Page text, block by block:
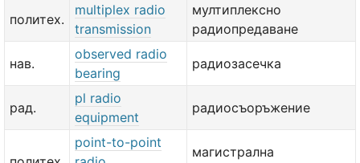
политех.
multiplex radio
transmission
мултиплексно
радиопредаване
нав.
observed radio
bearing
радиозасечка
рад.
pl radio
equipment
радиосъоръжение
point-to-point
магистрална